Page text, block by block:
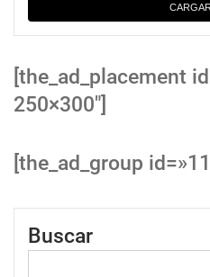
[the_ad_placement
250×300″]
[the_ad_group
Buscar